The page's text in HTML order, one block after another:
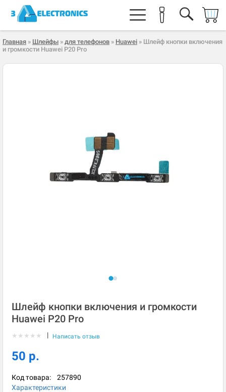
Главная » Шлейфы » для телефонов » Huawei » Шлейф кнопки включения
и громкости Huawei P20 Pro
Шлейф кнопки включения и громкости
Huawei P20 Pro
★ ★ ★ ★ ★ | Написать отзыв
50 р.
Код товара: 257890
Характеристики